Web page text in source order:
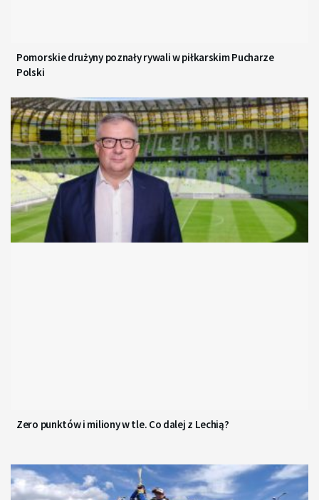
Pomorskie drużyny poznały rywali w piłkarskim Pucharze
Polski
Zero punktów i miliony w tle. Co dalej z Lechią?